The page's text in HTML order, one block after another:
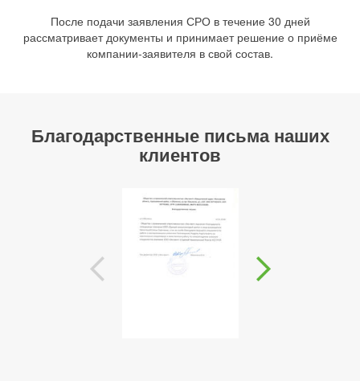
После подачи заявления СРО в течение 30 дней
рассматривает документы и принимает решение о приёме
компании-заявителя в свой состав.
Благодарственные письма наших
клиентов